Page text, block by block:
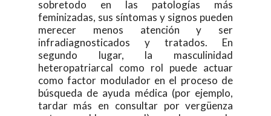
sobretodo en las patologías más
feminizadas, sus síntomas y signos pueden
merecer menos atención y ser
infradiagnosticados y tratados. En
segundo lugar, la masculinidad
heteropatriarcal como rol puede actuar
como factor modulador en el proceso de
búsqueda de ayuda médica (por ejemplo,
tardar más en consultar por vergüenza